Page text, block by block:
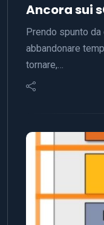
Ancora sui
Prendo spunto
abbandonare
tornare,…